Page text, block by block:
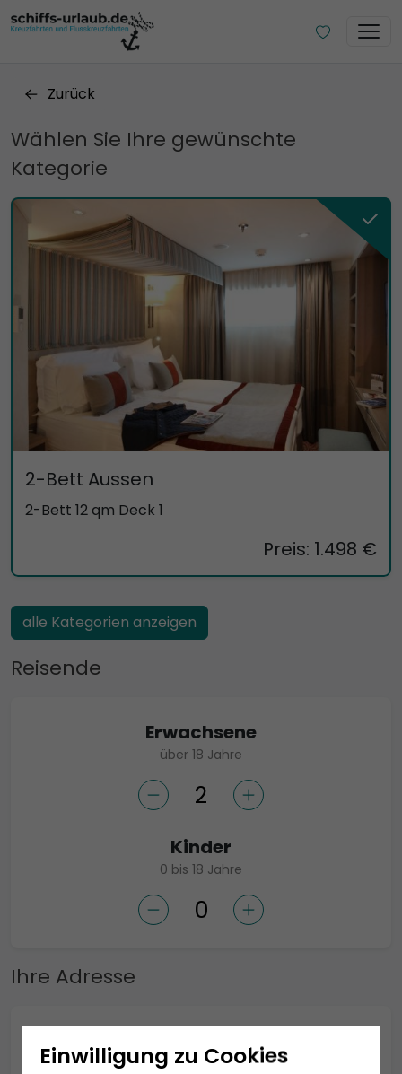
Zurück
Wählen Sie Ihre gewünschte
Kategorie
2-Bett Aussen
2-Bett 12 qm Deck 1
Preis: 1.498 €
alle Kategorien anzeigen
Reisende
Erwachsene
über 18 Jahre
Kinder
0 bis 18 Jahre
Ihre Adresse
Einwilligung zu Cookies